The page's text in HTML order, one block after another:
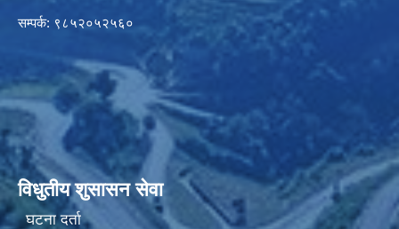
सम्पर्क: ९८५२०५२५६०
विधुतीय शुसासन सेवा
घटना दर्ता